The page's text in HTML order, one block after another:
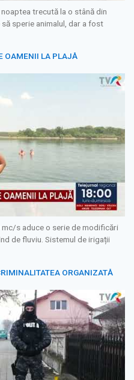
trecută la o stână din
sperie animalul, dar a fost
OAMENII LA PLAJĂ
s aduce o serie de modificări
de fluviu. Sistemul de irigații
ORGANIZATĂ